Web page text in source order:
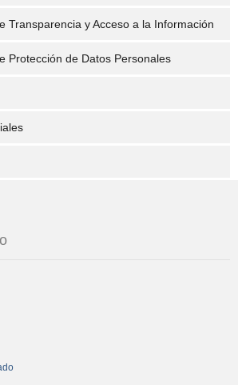
Transparencia y Acceso a la Información
Protección de Datos Personales